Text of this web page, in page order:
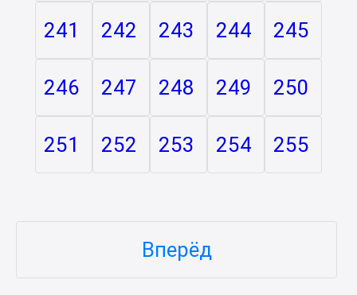
241 242 243 244 245
246 247 248 249 250
251 252 253 254 255
Вперёд